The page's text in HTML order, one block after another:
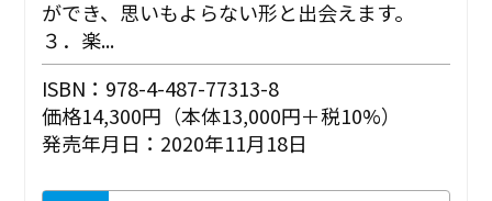
ができ、思いもよらない形と出会えます。
３．楽...
ISBN：978-4-487-77313-8
価格14,300円（本体13,000円＋税10%）
発売年月日：2020年11月18日